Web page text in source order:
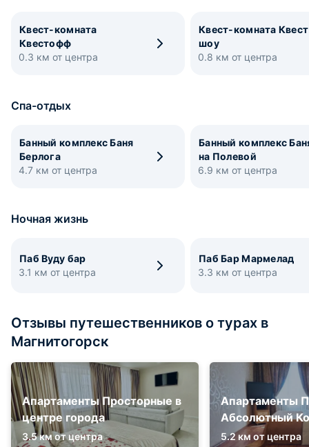
Квест-комната
Квестофф
0.3 км от центра
Квест-комната Квест
шоу
0.8 км от центра
Спа-отдых
Банный комплекс Баня
Берлога
4.7 км от центра
Банный комплекс
на Полевой
6.9 км от центра
Ночная жизнь
Паб Вуду бар
3.1 км от центра
Паб Бар Мармелад
3.3 км от центра
Отзывы путешественников о турах в
Магнитогорск
Апартаменты Просторные в
центре города
3.5 км от центра
Апартаменты
Абсолютный
5.2 км от центра